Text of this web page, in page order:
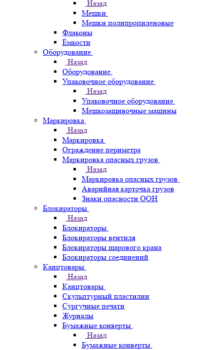
Назад
Мешки
Мешки полипропиленовые
Флаконы
Ёмкости
Оборудование
Назад
Оборудование
Упаковочное оборудование
Назад
Упаковочное оборудование
Мешкозашивочные машины
Маркировка
Назад
Маркировка
Ограждение периметра
Маркировка опасных грузов
Назад
Маркировка опасных грузов
Аварийная карточка грузов
Знаки опасности ООН
Блокираторы
Назад
Блокираторы
Блокираторы вентиля
Блокираторы шарового крана
Блокираторы соединений
Канцтовары
Назад
Канцтовары
Скульптурный пластилин
Сургучные печати
Журналы
Бумажные конверты
Назад
Бумажные конверты